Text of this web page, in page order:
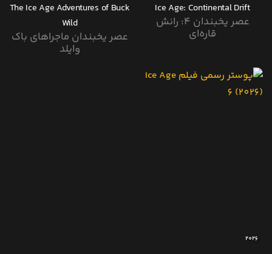
Ice Age: Continental Drift
عصر یخبندان ۴: رانش
قاره‌ای
The Ice Age Adventures of Buck
Wild
عصر یخبندان ماجراهای باک
وایلد
2026